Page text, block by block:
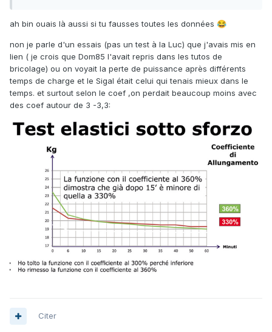
ah bin ouais là aussi si tu fausses toutes les données 😂
non je parle d'un essais (pas un test à la Luc) que j'avais mis en
lien ( je crois que Dom85 l'avait repris dans les tutos de
bricolage) ou on voyait la perte de puissance après différents
temps de charge et le Sigal était celui qui tenais mieux dans le
temps. et surtout selon le coef ,on perdait beaucoup moins avec
des coef autour de 3 -3,3:
Citer